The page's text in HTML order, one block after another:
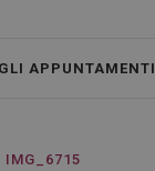
GLI APPUNTAMENTI
IMG_6715